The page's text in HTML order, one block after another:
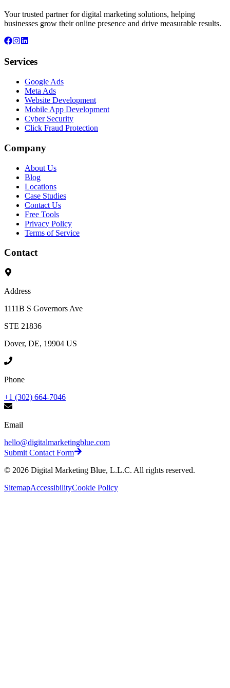
Your trusted partner for digital marketing solutions, helping
businesses grow their online presence and drive measurable results.
Services
Google Ads
Meta Ads
Website Development
Mobile App Development
Cyber Security
Click Fraud Protection
Company
About Us
Blog
Locations
Case Studies
Contact Us
Free Tools
Privacy Policy
Terms of Service
Contact
Address
1111B S Governors Ave
STE 21836
Dover, DE, 19904 US
Phone
+1 (302) 664-7046
Email
hello@digitalmarketingblue.com
Submit Contact Form
© 2026 Digital Marketing Blue, L.L.C. All rights reserved.
SitemapAccessibilityCookie Policy